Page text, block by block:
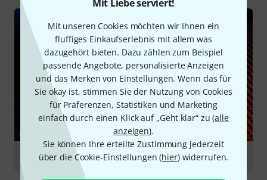
Mit Liebe serviert!
Mit unseren Cookies möchten wir Ihnen ein
fluffiges Einkaufserlebnis mit allem was
dazugehört bieten. Dazu zählen zum Beispiel
passende Angebote, personalisierte Anzeigen
und das Merken von Einstellungen. Wenn das für
Sie okay ist, stimmen Sie der Nutzung von Cookies
für Präferenzen, Statistiken und Marketing
einfach durch einen Klick auf „Geht klar“ zu (alle
anzeigen).
Sie können Ihre erteilte Zustimmung jederzeit
über die Cookie-Einstellungen (hier) widerrufen.
RATGEBER
Monitoring